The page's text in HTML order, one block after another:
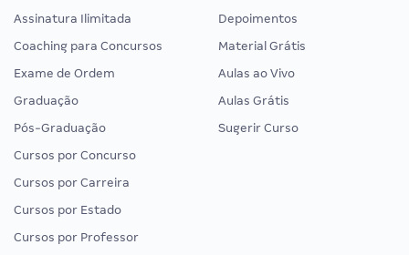
Assinatura Ilimitada
Coaching para Concursos
Exame de Ordem
Graduação
Pós-Graduação
Cursos por Concurso
Cursos por Carreira
Cursos por Estado
Cursos por Professor
Depoimentos
Material Grátis
Aulas ao Vivo
Aulas Grátis
Sugerir Curso